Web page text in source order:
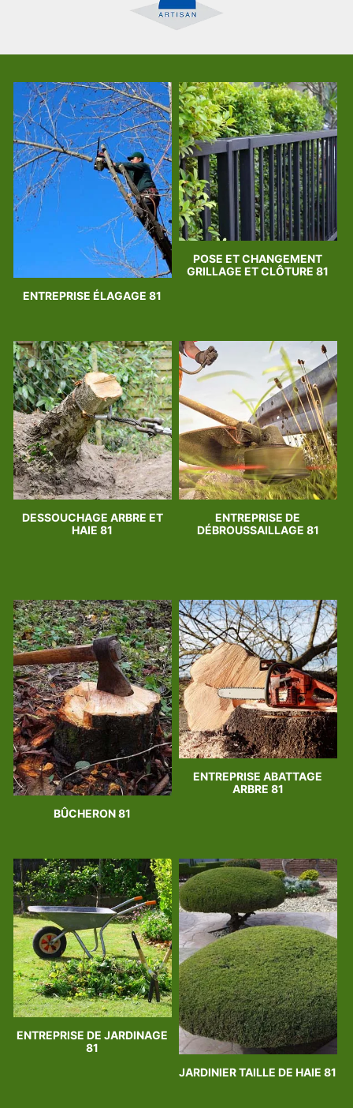
ENTREPRISE ÉLAGAGE 81
POSE ET CHANGEMENT
GRILLAGE ET CLÔTURE 81
DESSOUCHAGE ARBRE ET
HAIE 81
ENTREPRISE DE
DÉBROUSSAILLAGE 81
BÛCHERON 81
ENTREPRISE ABATTAGE
ARBRE 81
ENTREPRISE DE JARDINAGE
81
JARDINIER TAILLE DE HAIE 81